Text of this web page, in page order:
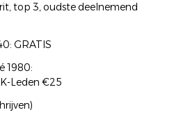
top 3, oudste deelnemend
GRATIS
1980:
Leden €25